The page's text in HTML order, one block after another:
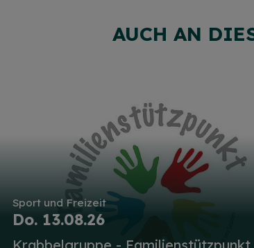
AUCH AN
Sport und Freizeit
Do. 13.08.26